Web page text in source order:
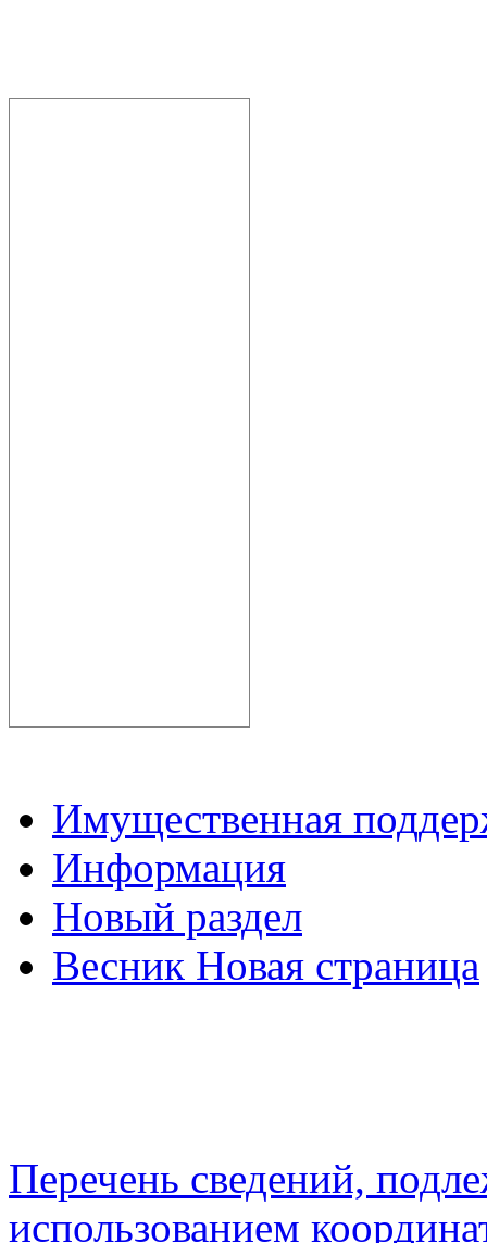
Имущественная
Информация
Новый раздел
Весник Новая страница
Перечень сведений,
использованием